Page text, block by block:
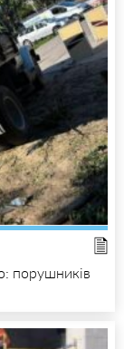
порушників